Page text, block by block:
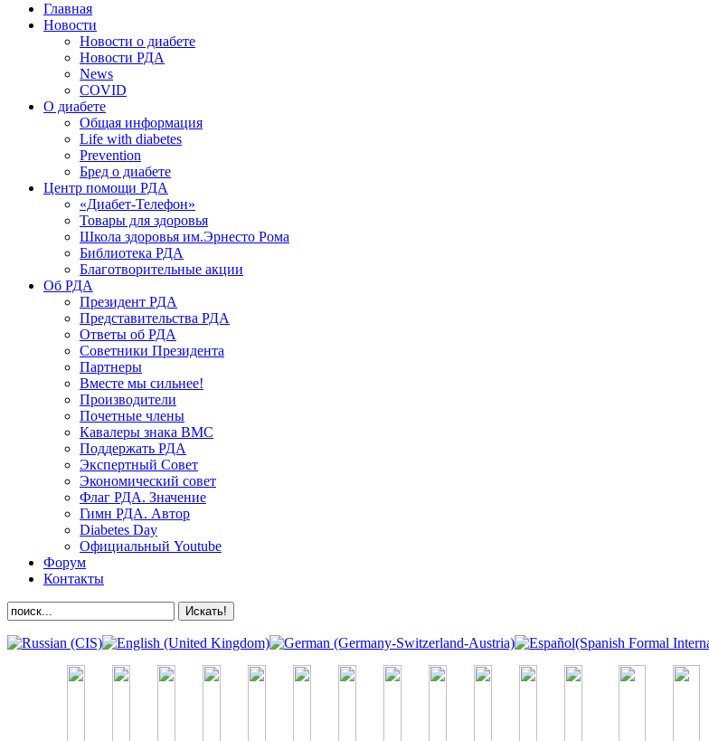
Главная
Новости
Новости о диабете
Новости РДА
News
COVID
О диабете
Общая информация
Life with diabetes
Prevention
Бред о диабете
Центр помощи РДА
«Диабет-Телефон»
Товары для здоровья
Школа здоровья им.Эрнесто Рома
Библиотека РДА
Благотворительные акции
Об РДА
Президент РДА
Представительства РДА
Ответы об РДА
Советники Президента
Партнеры
Вместе мы сильнее!
Производители
Почетные члены
Кавалеры знака ВМС
Поддержать РДА
Экспертный Совет
Экономический совет
Флаг РДА. Значение
Гимн РДА. Автор
Diabetes Day
Официальный Youtube
Форум
Контакты